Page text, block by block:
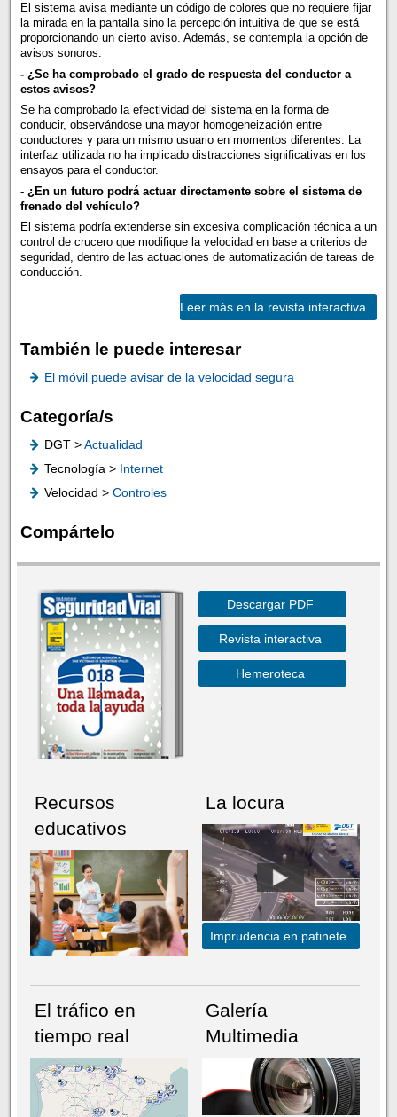
El sistema avisa mediante un código de colores que no requiere fijar
la mirada en la pantalla sino la percepción intuitiva de que se está
proporcionando un cierto aviso. Además, se contempla la opción de
avisos sonoros.
- ¿Se ha comprobado el grado de respuesta del conductor a
estos avisos?
Se ha comprobado la efectividad del sistema en la forma de
conducir, observándose una mayor homogeneización entre
conductores y para un mismo usuario en momentos diferentes. La
interfaz utilizada no ha implicado distracciones significativas en los
ensayos para el conductor.
- ¿En un futuro podrá actuar directamente sobre el sistema de
frenado del vehículo?
El sistema podría extenderse sin excesiva complicación técnica a un
control de crucero que modifique la velocidad en base a criterios de
seguridad, dentro de las actuaciones de automatización de tareas de
conducción.
Leer más en la revista interactiva
También le puede interesar
El móvil puede avisar de la velocidad segura
Categoría/s
DGT >Actualidad
Tecnología > Internet
Velocidad > Controles
Compártelo
Descargar PDF
Revista interactiva
Hemeroteca
Recursos
educativos
La locura
Imprudencia en patinete
El tráfico en
tiempo real
Galería
Multimedia